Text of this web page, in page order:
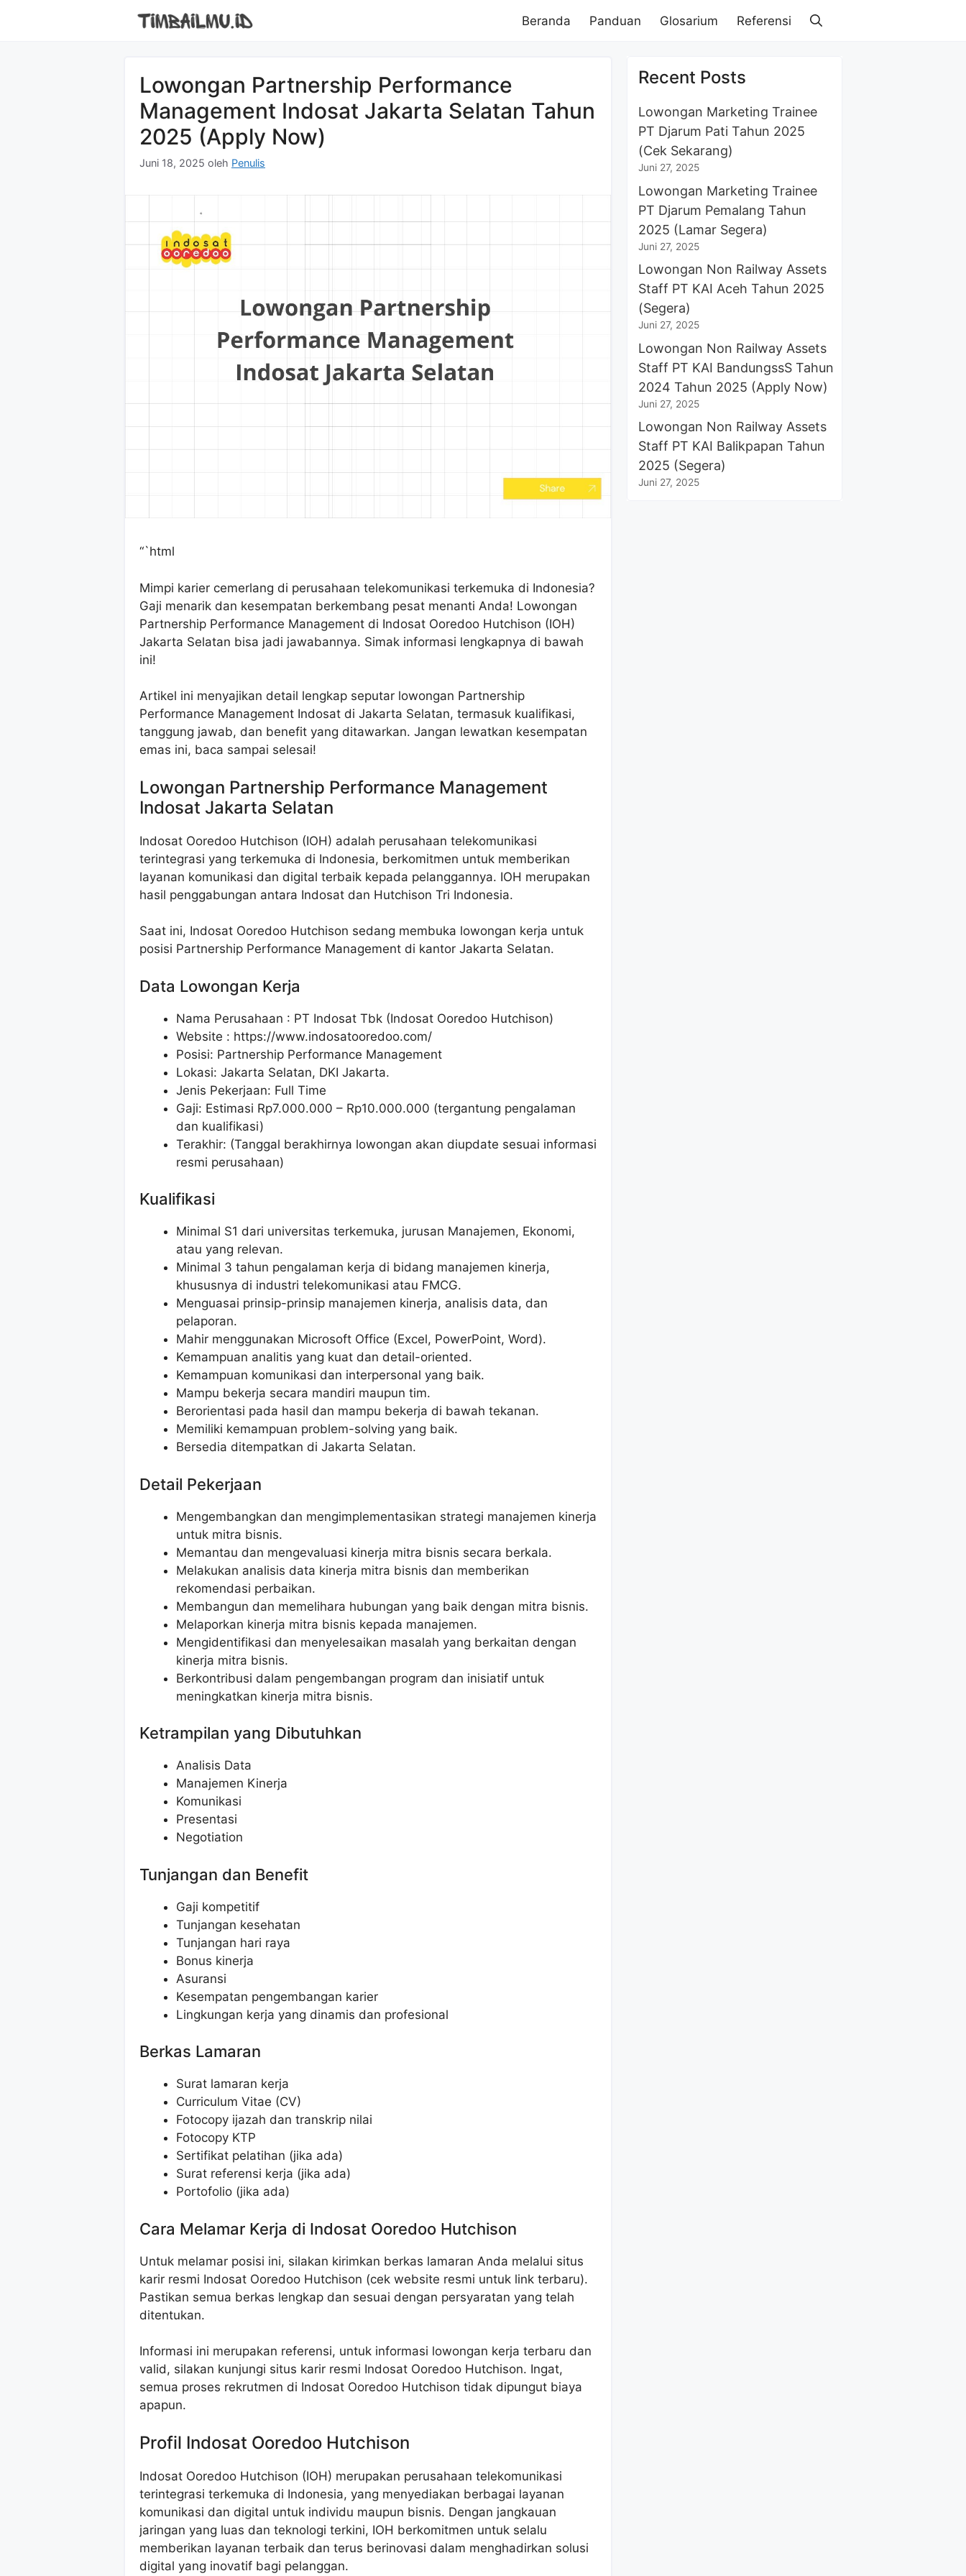
Beranda Panduan Glosarium Referensi
Lowongan Partnership Performance
Management Indosat Jakarta Selatan Tahun
2025 (Apply Now)
Juni 18, 2025 oleh Penulis
“`html
Mimpi karier cemerlang di perusahaan telekomunikasi terkemuka di Indonesia?
Gaji menarik dan kesempatan berkembang pesat menanti Anda! Lowongan
Partnership Performance Management di Indosat Ooredoo Hutchison (IOH)
Jakarta Selatan bisa jadi jawabannya. Simak informasi lengkapnya di bawah
ini!
Artikel ini menyajikan detail lengkap seputar lowongan Partnership
Performance Management Indosat di Jakarta Selatan, termasuk kualifikasi,
tanggung jawab, dan benefit yang ditawarkan. Jangan lewatkan kesempatan
emas ini, baca sampai selesai!
Lowongan Partnership Performance Management
Indosat Jakarta Selatan
Indosat Ooredoo Hutchison (IOH) adalah perusahaan telekomunikasi
terintegrasi yang terkemuka di Indonesia, berkomitmen untuk memberikan
layanan komunikasi dan digital terbaik kepada pelanggannya. IOH merupakan
hasil penggabungan antara Indosat dan Hutchison Tri Indonesia.
Saat ini, Indosat Ooredoo Hutchison sedang membuka lowongan kerja untuk
posisi Partnership Performance Management di kantor Jakarta Selatan.
Data Lowongan Kerja
Nama Perusahaan : PT Indosat Tbk (Indosat Ooredoo Hutchison)
Website : https://www.indosatooredoo.com/
Posisi: Partnership Performance Management
Lokasi: Jakarta Selatan, DKI Jakarta.
Jenis Pekerjaan: Full Time
Gaji: Estimasi Rp7.000.000 – Rp10.000.000 (tergantung pengalaman
dan kualifikasi)
Terakhir: (Tanggal berakhirnya lowongan akan diupdate sesuai informasi
resmi perusahaan)
Kualifikasi
Minimal S1 dari universitas terkemuka, jurusan Manajemen, Ekonomi,
atau yang relevan.
Minimal 3 tahun pengalaman kerja di bidang manajemen kinerja,
khususnya di industri telekomunikasi atau FMCG.
Menguasai prinsip-prinsip manajemen kinerja, analisis data, dan
pelaporan.
Mahir menggunakan Microsoft Office (Excel, PowerPoint, Word).
Kemampuan analitis yang kuat dan detail-oriented.
Kemampuan komunikasi dan interpersonal yang baik.
Mampu bekerja secara mandiri maupun tim.
Berorientasi pada hasil dan mampu bekerja di bawah tekanan.
Memiliki kemampuan problem-solving yang baik.
Bersedia ditempatkan di Jakarta Selatan.
Detail Pekerjaan
Mengembangkan dan mengimplementasikan strategi manajemen kinerja
untuk mitra bisnis.
Memantau dan mengevaluasi kinerja mitra bisnis secara berkala.
Melakukan analisis data kinerja mitra bisnis dan memberikan
rekomendasi perbaikan.
Membangun dan memelihara hubungan yang baik dengan mitra bisnis.
Melaporkan kinerja mitra bisnis kepada manajemen.
Mengidentifikasi dan menyelesaikan masalah yang berkaitan dengan
kinerja mitra bisnis.
Berkontribusi dalam pengembangan program dan inisiatif untuk
meningkatkan kinerja mitra bisnis.
Ketrampilan yang Dibutuhkan
Analisis Data
Manajemen Kinerja
Komunikasi
Presentasi
Negotiation
Tunjangan dan Benefit
Gaji kompetitif
Tunjangan kesehatan
Tunjangan hari raya
Bonus kinerja
Asuransi
Kesempatan pengembangan karier
Lingkungan kerja yang dinamis dan profesional
Berkas Lamaran
Surat lamaran kerja
Curriculum Vitae (CV)
Fotocopy ijazah dan transkrip nilai
Fotocopy KTP
Sertifikat pelatihan (jika ada)
Surat referensi kerja (jika ada)
Portofolio (jika ada)
Cara Melamar Kerja di Indosat Ooredoo Hutchison
Untuk melamar posisi ini, silakan kirimkan berkas lamaran Anda melalui situs
karir resmi Indosat Ooredoo Hutchison (cek website resmi untuk link terbaru).
Pastikan semua berkas lengkap dan sesuai dengan persyaratan yang telah
ditentukan.
Informasi ini merupakan referensi, untuk informasi lowongan kerja terbaru dan
valid, silakan kunjungi situs karir resmi Indosat Ooredoo Hutchison. Ingat,
semua proses rekrutmen di Indosat Ooredoo Hutchison tidak dipungut biaya
apapun.
Profil Indosat Ooredoo Hutchison
Indosat Ooredoo Hutchison (IOH) merupakan perusahaan telekomunikasi
terintegrasi terkemuka di Indonesia, yang menyediakan berbagai layanan
komunikasi dan digital untuk individu maupun bisnis. Dengan jangkauan
jaringan yang luas dan teknologi terkini, IOH berkomitmen untuk selalu
memberikan layanan terbaik dan terus berinovasi dalam menghadirkan solusi
digital yang inovatif bagi pelanggan.
Recent Posts
Lowongan Marketing Trainee
PT Djarum Pati Tahun 2025
(Cek Sekarang)
Juni 27, 2025
Lowongan Marketing Trainee
PT Djarum Pemalang Tahun
2025 (Lamar Segera)
Juni 27, 2025
Lowongan Non Railway Assets
Staff PT KAI Aceh Tahun 2025
(Segera)
Juni 27, 2025
Lowongan Non Railway Assets
Staff PT KAI BandungssS Tahun
2024 Tahun 2025 (Apply Now)
Juni 27, 2025
Lowongan Non Railway Assets
Staff PT KAI Balikpapan Tahun
2025 (Segera)
Juni 27, 2025